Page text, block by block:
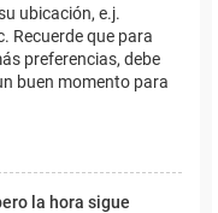
ubicación, e.j.
Recuerde que para
preferencias, debe
buen momento para
la hora sigue